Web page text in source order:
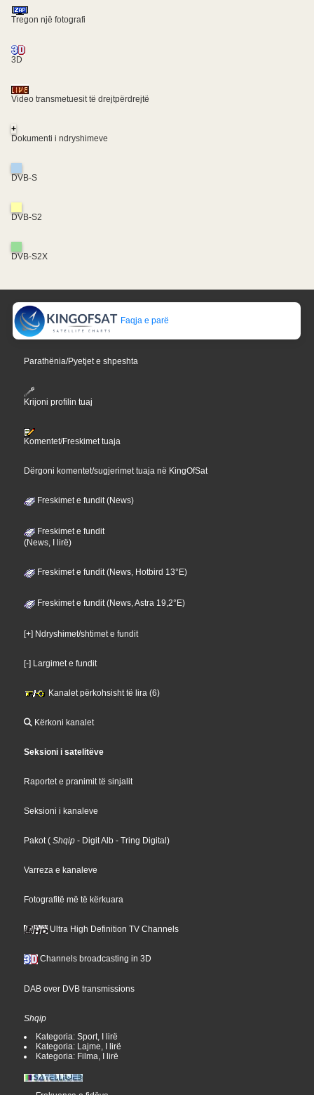
Tregon një fotografi
3D
Video transmetuesit të drejtpërdrejtë
+
Dokumenti i ndryshimeve
DVB-S
DVB-S2
DVB-S2X
Faqja e parë
Parathënia/Pyetjet e shpeshta
Krijoni profilin tuaj
Komentet/Freskimet tuaja
Dërgoni komentet/sugjerimet tuaja në KingOfSat
Freskimet e fundit (News)
Freskimet e fundit
(News, I lirë)
Freskimet e fundit (News, Hotbird 13°E)
Freskimet e fundit (News, Astra 19,2°E)
[+] Ndryshimet/shtimet e fundit
[-] Largimet e fundit
Kanalet përkohsisht të lira (6)
Kërkoni kanalet
Seksioni i satelitëve
Raportet e pranimit të sinjalit
Seksioni i kanaleve
Pakot ( Shqip - Digit Alb - Tring Digital)
Varreza e kanaleve
Fotografitë më të kërkuara
Ultra High Definition TV Channels
Channels broadcasting in 3D
DAB over DVB transmissions
Shqip
Kategoria: Sport, I lirë
Kategoria: Lajme, I lirë
Kategoria: Filma, I lirë